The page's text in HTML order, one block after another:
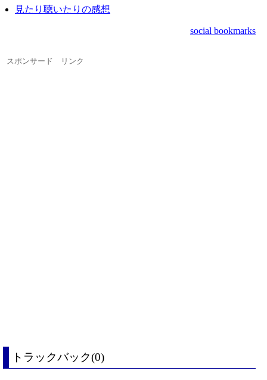
見たり聴いたりの感想
social bookmarks
スポンサード リンク
トラックバック(0)